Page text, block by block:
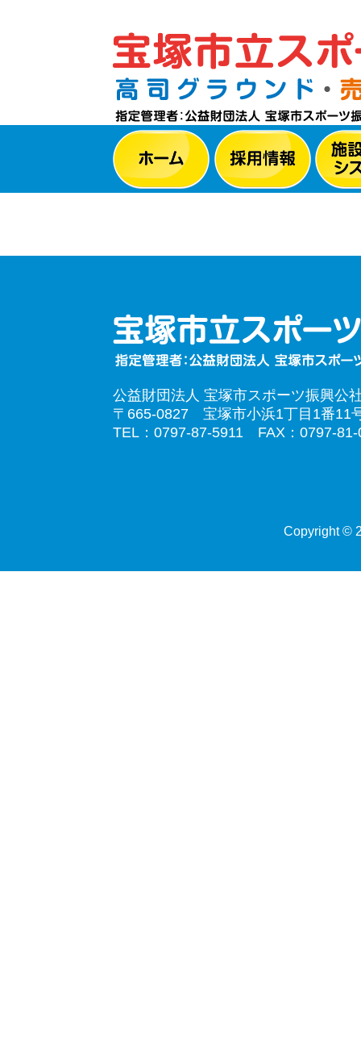
公益財団法人 宝塚市スポーツ振興公
〒665-0827 宝塚市小浜1丁目1番11
TEL：0797-87-5911 FAX：0797-81-
Copyright ©